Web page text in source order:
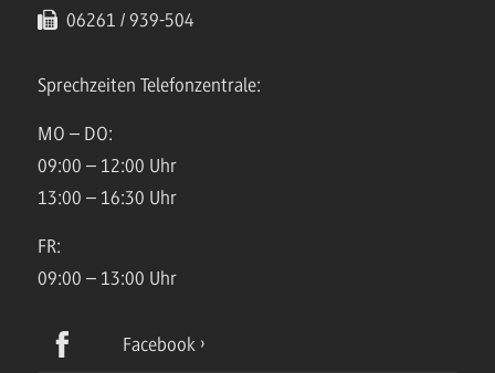
06261 / 939-504
Sprechzeiten Telefonzentrale:
MO – DO:
09:00 – 12:00 Uhr
13:00 – 16:30 Uhr
FR:
09:00 – 13:00 Uhr
Facebook